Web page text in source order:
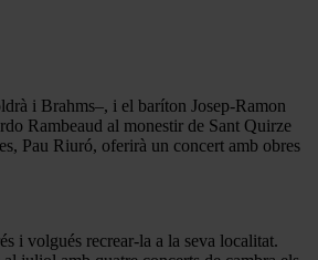
i Brahms–, i el baríton Josep-Ramon
Rambeaud al monestir de Sant Quirze
Pau Riuró, oferirà un concert amb obres
i volgués recrear-la a la seva localitat.